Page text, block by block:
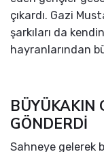
çıkardı. Gazi
şarkıları da
hayranlarından
BÜYÜKAKIN
GÖNDERDİ
Sahneye gelerek